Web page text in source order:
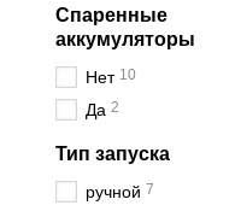
Спаренные
аккумуляторы
Нет 10
Да 2
Тип запуска
ручной 7